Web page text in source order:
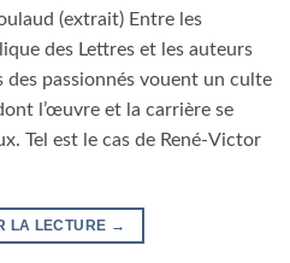
(extrait) Entre les
des Lettres et les auteurs
des passionnés vouent un culte
l’œuvre et la carrière se
Tel est le cas de René-Victor
LA LECTURE →